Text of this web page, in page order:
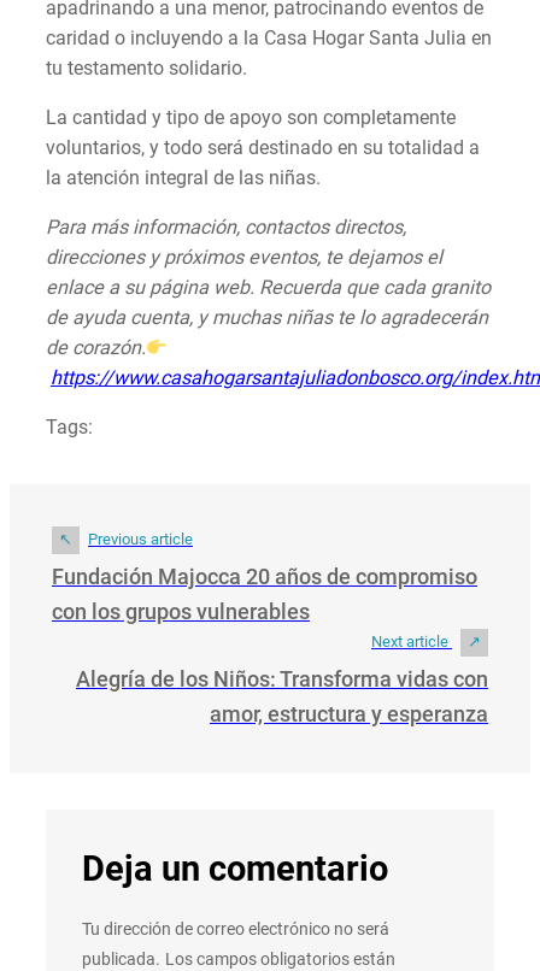
apadrinando a una menor, patrocinando eventos de
caridad o incluyendo a la Casa Hogar Santa Julia en
tu testamento solidario.
La cantidad y tipo de apoyo son completamente
voluntarios, y todo será destinado en su totalidad a
la atención integral de las niñas.
Para más información, contactos directos,
direcciones y próximos eventos, te dejamos el
enlace a su página web. Recuerda que cada granito
de ayuda cuenta, y muchas niñas te lo agradecerán
de corazón.
https://www.casahogarsantajuliadonbosco.org/
Tags:
Previous article
Fundación Majocca 20 años de compromiso
con los grupos vulnerables
Next article
Alegría de los Niños: Transforma vidas con
amor, estructura y esperanza
Deja un comentario
Tu dirección de correo electrónico no será
publicada. Los campos obligatorios están